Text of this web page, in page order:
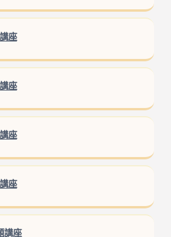
座
座
座
座
講座